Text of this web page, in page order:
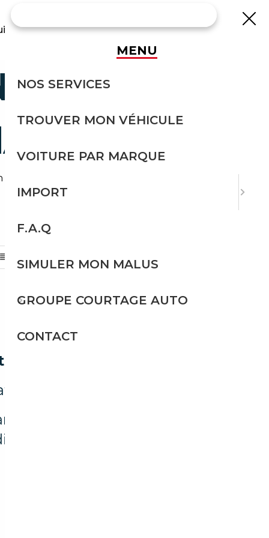
MARTIN
depuis l'Allemagne.
pour votre recherche.
les filtres ou explorez d'autres
MENU
NOS SERVICES
TROUVER MON VÉHICULE
VOITURE PAR MARQUE
IMPORT
F.A.Q
SIMULER MON MALUS
GROUPE COURTAGE AUTO
CONTACT